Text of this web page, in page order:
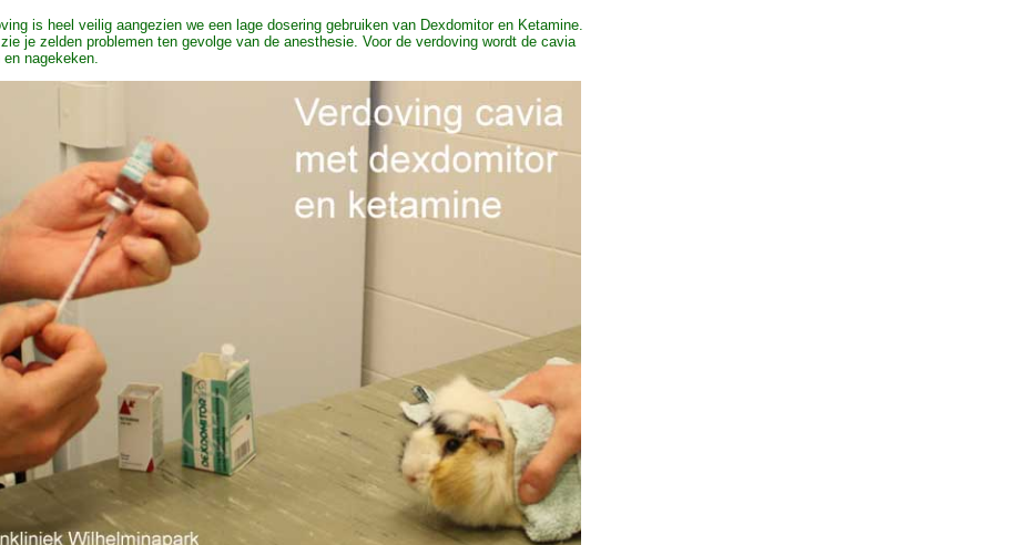
is heel veilig aangezien we een lage dosering gebruiken van Dexdomitor en Ketamine.
zie je zelden problemen ten gevolge van de anesthesie. Voor de verdoving wordt de cavia
en nagekeken.